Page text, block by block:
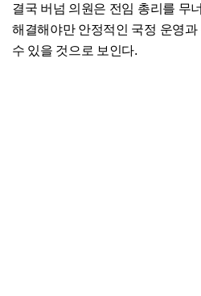
결국 버넘 의원은 전임 총리를 무
해결해야만 안정적인 국정 운영
수 있을 것으로 보인다.